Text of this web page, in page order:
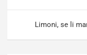
Limoni, se li